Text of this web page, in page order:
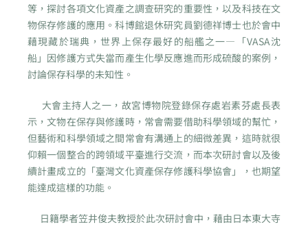
等，探討各項文化資產之調查研究的重要性，以及科技在文
物保存修護的應用。科博館退休研究員劉德祥博士也於會中
藉現藏於瑞典，世界上保存最好的船艦之一—「VASA沈
船」因修護方式失當而產生化學反應進而形成硫酸的案例，
討論保存科學的未知性。
大會主持人之一，故宮博物院登錄保存處岩素芬處長表
示，文物在保存與修護時，常會需要借助科學領域的幫忙，
但藝術和科學領域之間常會有溝通上的細微差異，這時就很
仰賴一個整合的跨領域平臺進行交流，而本次研討會以及後
續計畫成立的「臺灣文化資產保存修護科學協會」，也期望
能達成這樣的功能。
日籍學者笠井俊夫教授於此次研討會中，藉由日本東大寺